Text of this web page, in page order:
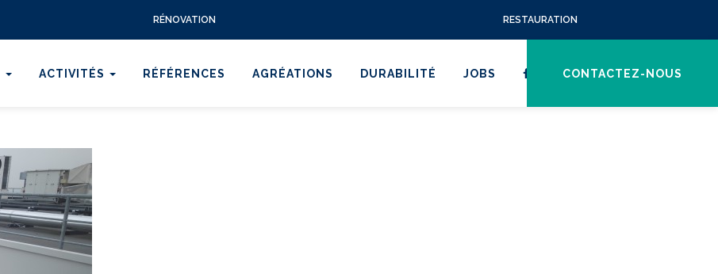
RÉNOVATION RESTAURATION
ACTIVITÉS RÉFÉRENCES AGRÉATIONS DURABILITÉ JOBS CONTACTEZ-NOUS